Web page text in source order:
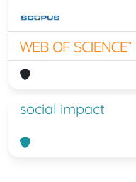
social impact